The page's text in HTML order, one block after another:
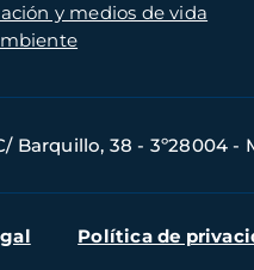
y medios de vida
Barquillo, 38 - 3º28004 -
Política de